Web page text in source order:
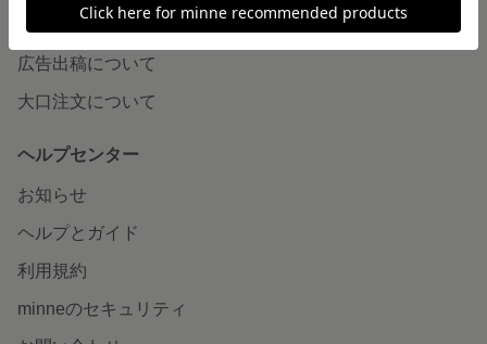
企業の方へ
広告出稿について
大口注文について
ヘルプセンター
お知らせ
ヘルプとガイド
利用規約
minneのセキュリティ